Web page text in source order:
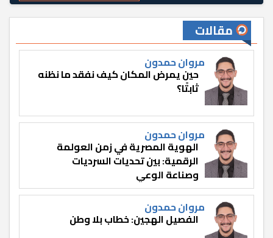
مقالات
مروان حمدون
حين يمرض المكان كيف نفقد ما نظنه
ثابتًا؟
مروان حمدون
الهوية المصرية في زمن العولمة
الرقمية: بين تحديات السرديات
وصناعة الوعي
مروان حمدون
الفصيل الهجين: خطاب بلا وطن